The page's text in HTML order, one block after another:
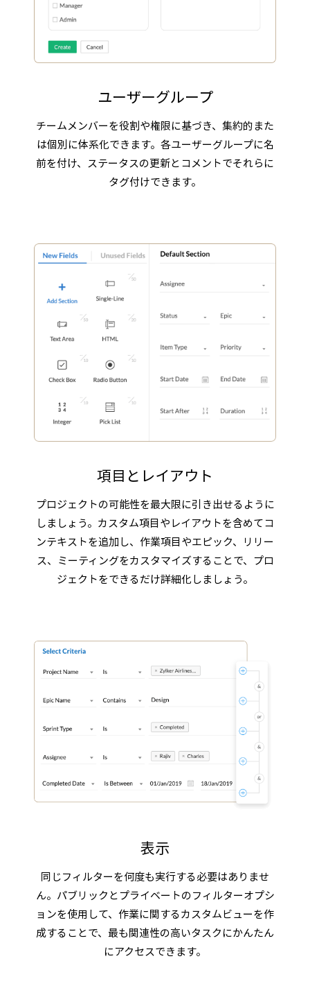
ユーザーグループ
チームメンバーを役割や権限に基づき、集約的また
は個別に体系化できます。各ユーザーグループに名
前を付け、ステータスの更新とコメントでそれらに
タグ付けできます。
項目とレイアウト
プロジェクトの可能性を最大限に引き出せるように
しましょう。カスタム項目やレイアウトを含めてコ
ンテキストを追加し、作業項目やエピック、リリー
ス、ミーティングをカスタマイズすることで、プロ
ジェクトをできるだけ詳細化しましょう。
表示
同じフィルターを何度も実行する必要はありませ
ん。パブリックとプライベートのフィルターオプシ
ョンを使用して、作業に関するカスタムビューを作
成することで、最も関連性の高いタスクにかんたん
にアクセスできます。